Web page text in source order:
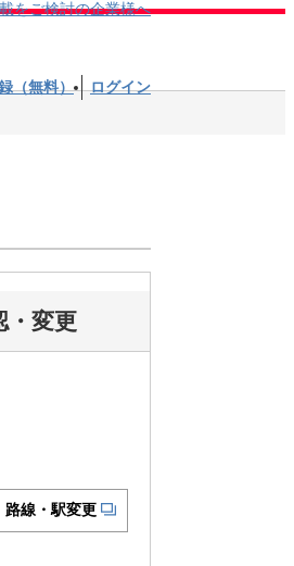
をご検討の企業様へ
（無料） ログイン
・変更
路線・駅変更